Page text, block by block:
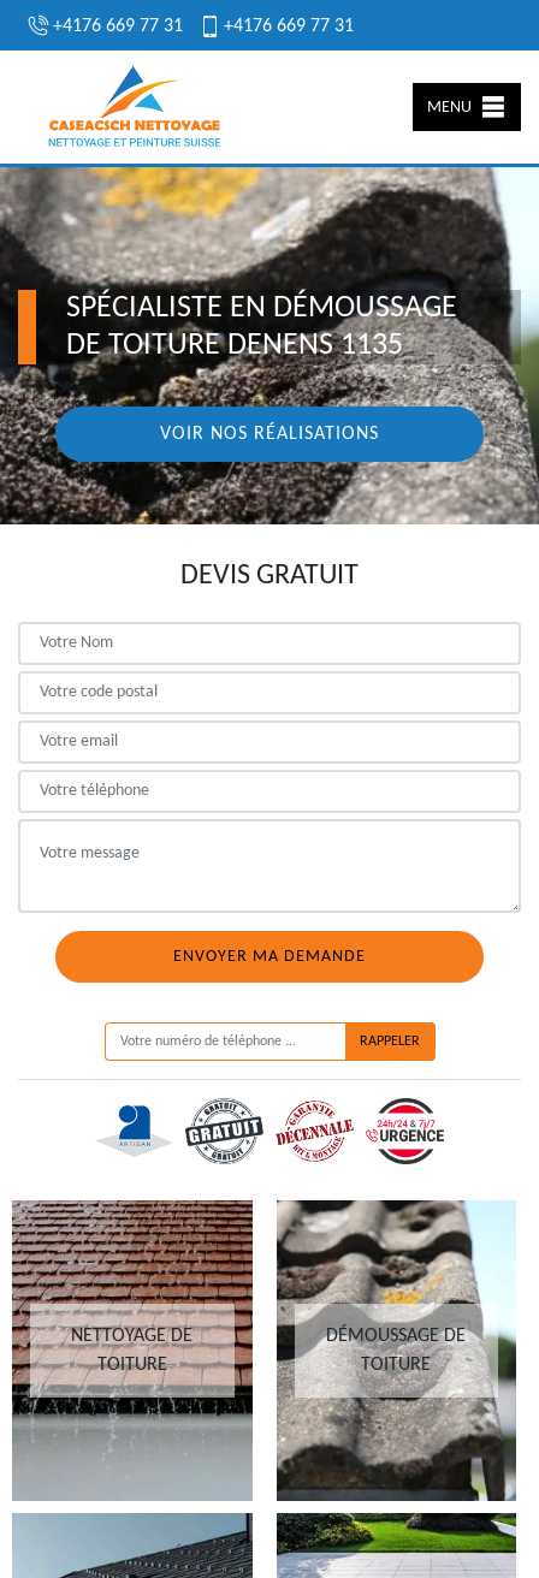
+4176 669 77 31 +4176 669 77 31
MENU
SPÉCIALISTE EN DÉMOUSSAGE
DE TOITURE DENENS 1135
VOIR NOS RÉALISATIONS
DEVIS GRATUIT
NETTOYAGE DE
TOITURE
DÉMOUSSAGE DE
TOITURE